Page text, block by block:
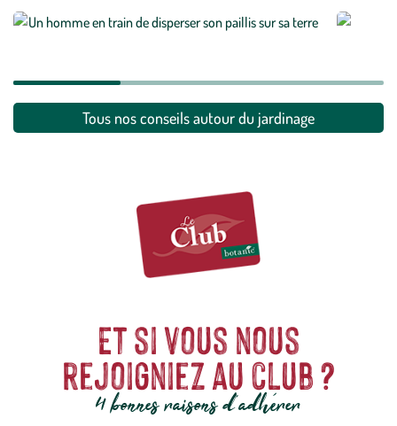
En savoir plus
En
Tous nos conseils autour du jardinage
Et si vous nous
rejoigniez au club ?
4 bonnes raisons d'adhérer